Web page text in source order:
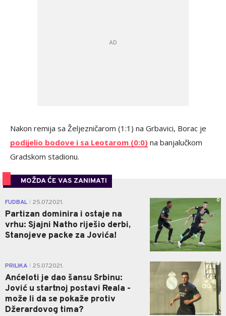
Nakon remija sa Željezničarom (1:1) na Grbavici, Borac je
podijelio bodove i sa Leotarom (0:0) na banjalučkom
Gradskom stadionu.
MOŽDA ĆE VAS ZANIMATI
FUDBAL 25.07.2021.
Partizan dominira i ostaje na
vrhu: Sjajni Natho riješio derbi,
Stanojeve packe za Jovića!
0
PRILIKA 25.07.2021.
Anćeloti je dao šansu Srbinu:
Jović u startnoj postavi Reala -
može li da se pokaže protiv
Džerardovog tima?
0